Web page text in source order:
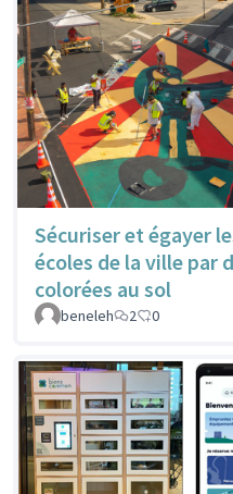
Sécuriser et égayer
écoles de la ville par
colorées au sol
beneleh 2 0